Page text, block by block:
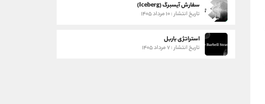
سفارش آیسبرگ (Iceberg)
تاریخ انتشار : ۱۰ مرداد ۱۴۰۵
استراتژی باربل
تاریخ انتشار : ۷ مرداد ۱۴۰۵